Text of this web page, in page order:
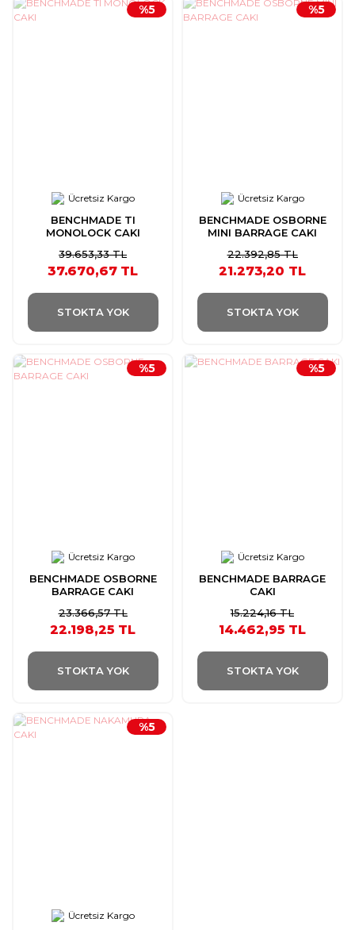
Ücretsiz Kargo
BENCHMADE TI
MONOLOCK CAKI
%5
39.653,33 TL
37.670,67 TL
STOKTA YOK
Ücretsiz Kargo
BENCHMADE OSBORNE
MINI BARRAGE CAKI
%5
22.392,85 TL
21.273,20 TL
STOKTA YOK
Ücretsiz Kargo
BENCHMADE OSBORNE
BARRAGE CAKI
%5
23.366,57 TL
22.198,25 TL
STOKTA YOK
Ücretsiz Kargo
BENCHMADE BARRAGE
CAKI
%5
15.224,16 TL
14.462,95 TL
STOKTA YOK
Ücretsiz Kargo
%5